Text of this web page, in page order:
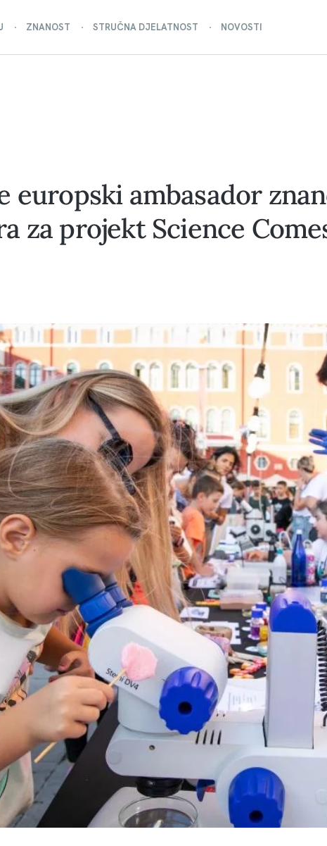
ZNANOST STRUČNA DJELATNOST NOVOSTI
europski ambasador
za projekt Science